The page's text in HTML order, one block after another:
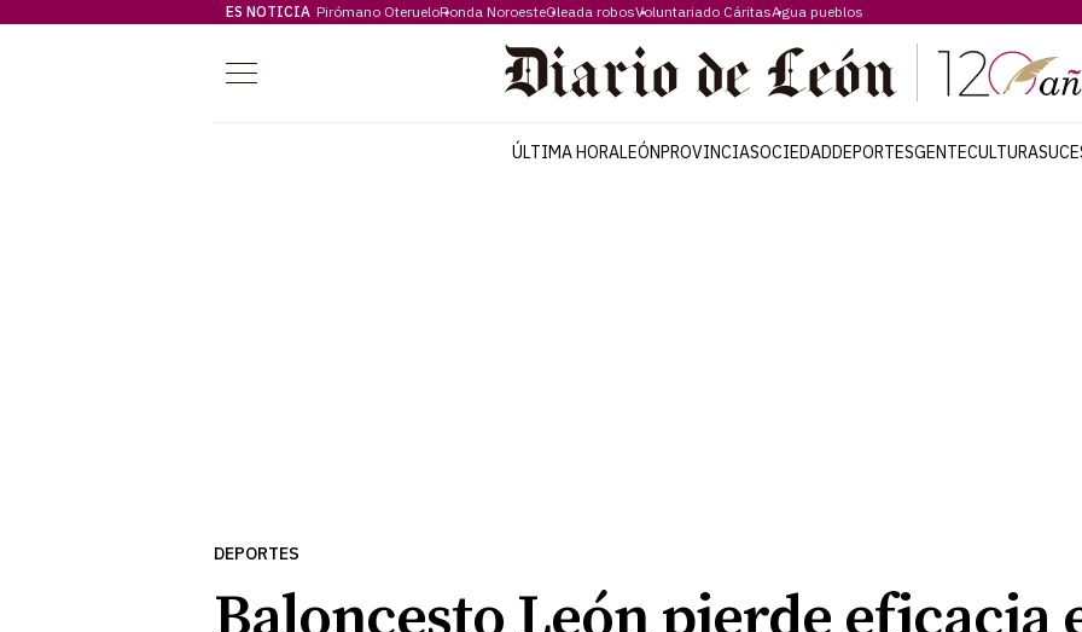
ES NOTICIA Pirómano OterueloRonda NoroesteOleada robosVoluntariado CáritasAgua pueblos
Menú
ÚLTIMA HORALEÓNPROVINCIASOCIEDADDEPORTESGENTECULTURA
DEPORTES